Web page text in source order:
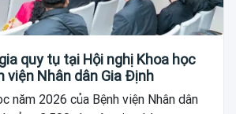
quy tụ tại Hội nghị Khoa học
viện Nhân dân Gia Định
năm 2026 của Bệnh viện Nhân dân